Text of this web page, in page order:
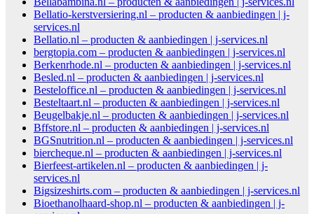
Bellatio-kerstversiering.nl – producten & aanbiedingen | j-
services.nl
Bellatio.nl – producten & aanbiedingen | j-services.nl
bergtopia.com – producten & aanbiedingen | j-services.nl
Berkenrhode.nl – producten & aanbiedingen | j-services.nl
Besled.nl – producten & aanbiedingen | j-services.nl
Besteloffice.nl – producten & aanbiedingen | j-services.nl
Besteltaart.nl – producten & aanbiedingen | j-services.nl
Beugelbakje.nl – producten & aanbiedingen | j-services.nl
Bffstore.nl – producten & aanbiedingen | j-services.nl
BGSnutrition.nl – producten & aanbiedingen | j-services.nl
biercheque.nl – producten & aanbiedingen | j-services.nl
Bierfeest-artikelen.nl – producten & aanbiedingen | j-
services.nl
Bigsizeshirts.com – producten & aanbiedingen | j-services.nl
Bioethanolhaard-shop.nl – producten & aanbiedingen | j-